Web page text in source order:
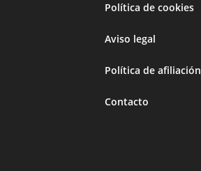
Política de cookies
Aviso legal
Política de afiliación
Contacto